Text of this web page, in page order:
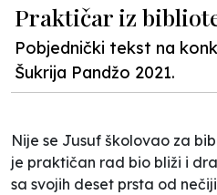
Praktičar iz
Pobjednički tekst na
Šukrija Pandžo 2021.
Nije se Jusuf školovao za
je praktičan rad bio bliži i
sa svojih deset prsta od